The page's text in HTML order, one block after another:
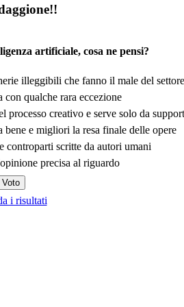
artificiale, cosa ne pensi?
illeggibili che fanno il male del settore
con qualche rara eccezione
creativo e serve solo da
bene e migliori la resa finale delle opere
controparti scritte da autori umani
precisa al riguardo
i risultati